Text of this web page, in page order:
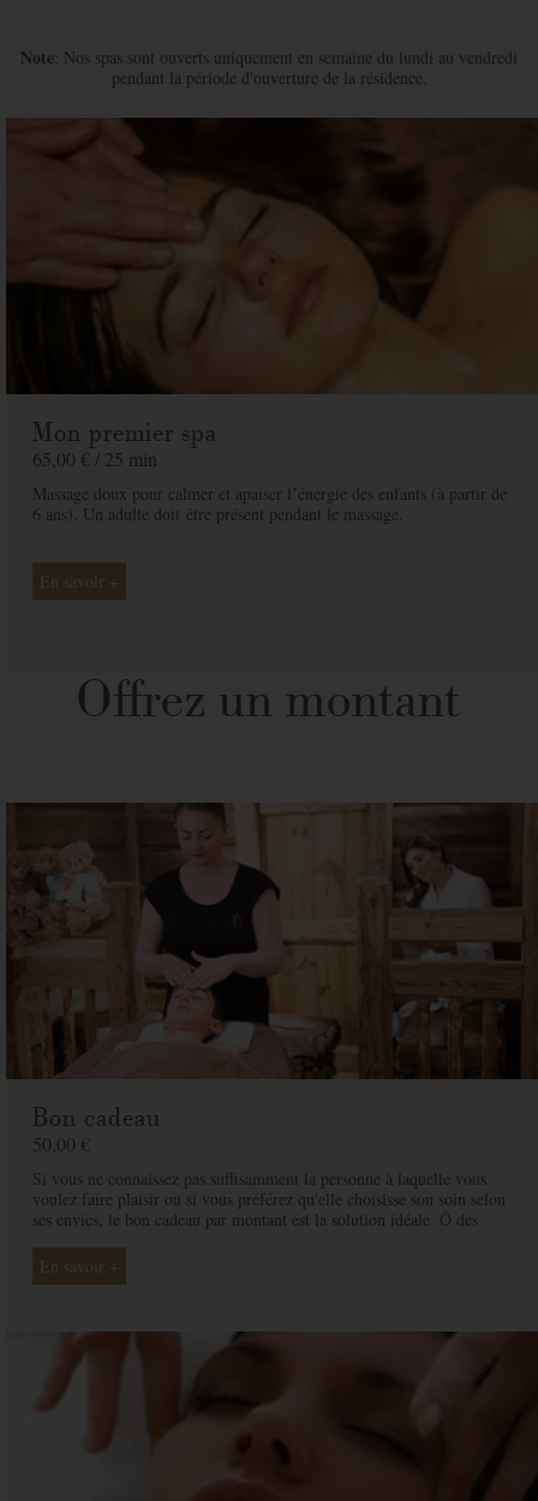
Note: Nos spas sont ouverts uniquement en semaine du lundi au vendredi
pendant la période d'ouverture de la résidence.
Mon premier spa
65,00 € / 25 min
Massage doux pour calmer et apaiser lʼénergie des enfants (à partir de
6 ans). Un adulte doit être présent pendant le massage.
En savoir +
Offrez un montant
Bon cadeau
50,00 €
Si vous ne connaissez pas suffisamment la personne à laquelle vous
voulez faire plaisir ou si vous préférez qu'elle choisisse son soin selon
ses envies, le bon cadeau par montant est la solution idéale. Ô des
proche et ainsi rendre ce moment exceptionnel.
En savoir +